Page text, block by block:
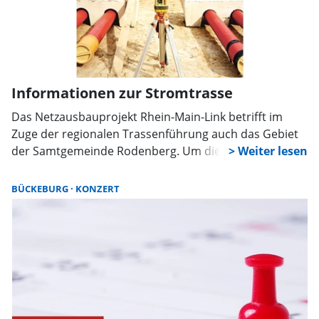
Informationen zur Stromtrasse
Das Netzausbauprojekt Rhein-Main-Link betrifft im
Zuge der regionalen Trassenführung auch das Gebiet
der Samtgemeinde Rodenberg. Um die Bürger
verantwortliche Übertragungsnetzbetreiber Amprion
für den 18. August zu einer Informationsveranstaltung
BÜCKEBURG KONZERT